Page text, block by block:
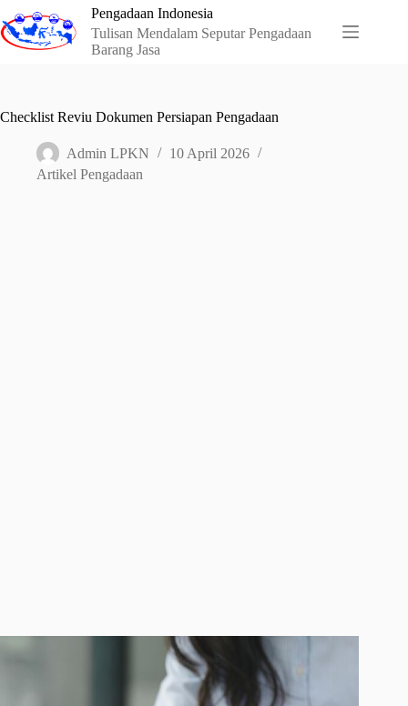
to
content
Pengadaan Indonesia
Tulisan Mendalam Seputar Pengadaan
Barang Jasa
Checklist Reviu Dokumen Persiapan Pengadaan
Admin LPKN
10 April 2026
Artikel Pengadaan